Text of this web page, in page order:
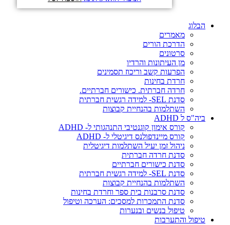
הבלוג
מאמרים
הדרכת הורים
סרטונים
מן העיתונות והרדיו
הפרעות קשב וריכוז תסמינים
חרדת בחינות
חרדה חברתית. כישורים חברתיים.
סדנת SEL- למידה רגשית חברתית
השתלמות בהנחיית קבוצות
ביה"ס ל ADHD
קורס אימון קוגנטיבי התנהגותי ל- ADHD
קורס מיינדפולנס דיגיטלי ל- ADHD
ניהול זמן יעיל השתלמות דיגיטלית
סדנת חרדה חברתית
סדנת כישורים חברתיים
סדנת SEL- למידה רגשית חברתית
השתלמות בהנחיית קבוצות
סדנת סרבנות בית ספר וחרדת בחינות
סדנת התמכרות למסכים: הערכה וטיפול
טיפול בנשים ובנערות
טיפול והתערבות